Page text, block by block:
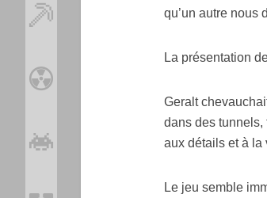
qu’un autre nous
La présentation
Geralt
dans des tunnels,
aux détails et à la
Le jeu semble